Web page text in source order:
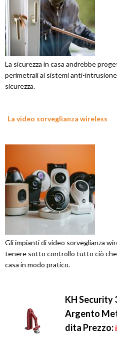
La sicurezza in casa andrebbe
perimetrali ai sistemi anti-
sicurezza.
La video sorveglianza wireless
Gli impianti di video sorveglianza
tenere sotto controllo tutto ciò che
casa in modo pratico.
KH Security
Argento
dita Prezzo: